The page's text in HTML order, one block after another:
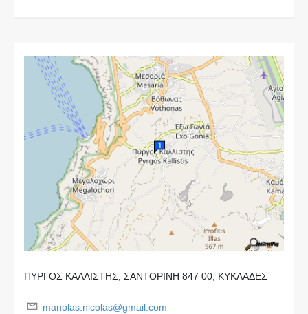
ΠΥΡΓΟΣ ΚΑΛΛΙΣΤΗΣ, ΣΑΝΤΟΡΙΝΗ 847 00, ΚΥΚΛΑΔΕΣ
manolas.nicolas@gmail.com